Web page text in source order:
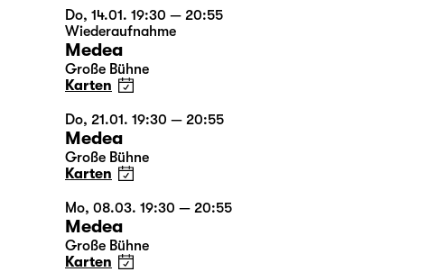
Do, 14.01. 19:30 — 20:55
Wiederaufnahme
Medea
Große Bühne
Karten
Do, 21.01. 19:30 — 20:55
Medea
Große Bühne
Karten
Mo, 08.03. 19:30 — 20:55
Medea
Große Bühne
Karten